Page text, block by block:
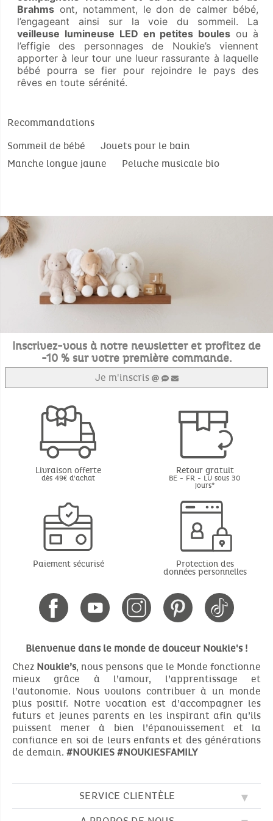
Brahms ont, notamment, le don de calmer bébé,
l’engageant ainsi sur la voie du sommeil. La
veilleuse lumineuse LED en petites boules ou à
l’effigie des personnages de Noukie’s viennent
apporter à leur tour une lueur rassurante à laquelle
bébé pourra se fier pour rejoindre le pays des
rêves en toute sérénité.
Recommandations
Sommeil de bébé
Jouets pour le bain
Manche longue jaune
Peluche musicale bio
Inscrivez-vous à notre newsletter et profitez de
-10 % sur votre première commande.
Je m'inscris
Livraison offerte
dès 49€ d'achat
Retour gratuit
BE - FR - LU sous 30
jours*
Paiement sécurisé Protection des
données personnelles
Bienvenue dans le monde de douceur Noukie's !
Chez Noukie’s, nous pensons que le Monde fonctionne
mieux grâce à l’amour, l’apprentissage et
l’autonomie. Nous voulons contribuer à un monde
plus positif. Notre vocation est d’accompagner les
futurs et jeunes parents en les inspirant afin qu’ils
puissent mener à bien l’épanouissement et la
confiance en soi de leurs enfants et des générations
de demain. #NOUKIES #NOUKIESFAMILY
SERVICE CLIENTÈLE